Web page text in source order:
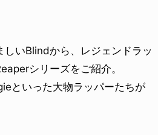
しいBlindから、レジェンドラッ
シリーズをご紹介。
といった大物ラッパーたちが